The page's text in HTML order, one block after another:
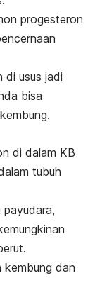
progesteron
di usus jadi
bisa
di dalam KB
tubuh
payudara,
kembung dan